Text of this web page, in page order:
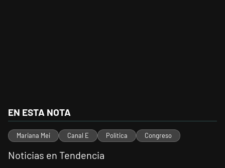
EN ESTA NOTA
Mariana Mei Canal E Política Congreso
Noticias en Tendencia